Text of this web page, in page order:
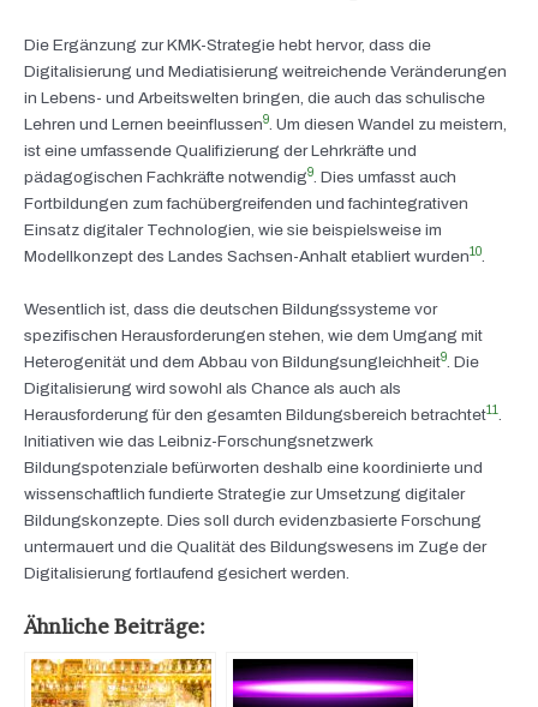
Die Ergänzung zur KMK-Strategie hebt hervor, dass die
Digitalisierung und Mediatisierung weitreichende Veränderungen
in Lebens- und Arbeitswelten bringen, die auch das schulische
Lehren und Lernen beeinflussen9. Um diesen Wandel zu meistern,
ist eine umfassende Qualifizierung der Lehrkräfte und
pädagogischen Fachkräfte notwendig9. Dies umfasst auch
Fortbildungen zum fachübergreifenden und fachintegrativen
Einsatz digitaler Technologien, wie sie beispielsweise im
Modellkonzept des Landes Sachsen-Anhalt etabliert wurden10.
Wesentlich ist, dass die deutschen Bildungssysteme vor
spezifischen Herausforderungen stehen, wie dem Umgang mit
Heterogenität und dem Abbau von Bildungsungleichheit9 . Die
Digitalisierung wird sowohl als Chance als auch als
Herausforderung für den gesamten Bildungsbereich betrachtet11
Initiativen wie das Leibniz-Forschungsnetzwerk
Bildungspotenziale befürworten deshalb eine koordinierte und
wissenschaftlich fundierte Strategie zur Umsetzung digitaler
Bildungskonzepte. Dies soll durch evidenzbasierte Forschung
untermauert und die Qualität des Bildungswesens im Zuge der
Digitalisierung fortlaufend gesichert werden.
Ähnliche Beiträge: